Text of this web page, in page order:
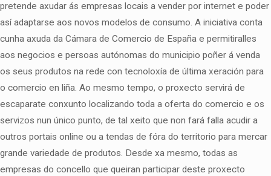
pretende axudar ás empresas locais a vender por internet e poder
así adaptarse aos novos modelos de consumo. A iniciativa conta
cunha axuda da Cámara de Comercio de España e permitiralles
aos negocios e persoas autónomas do municipio poñer á venda
os seus produtos na rede con tecnoloxía de última xeración para
o comercio en liña. Ao mesmo tempo, o proxecto servirá de
escaparate conxunto localizando toda a oferta do comercio e os
servizos nun único punto, de tal xeito que non fará falla acudir a
outros portais online ou a tendas de fóra do territorio para mercar
grande variedade de produtos. Desde xa mesmo, todas as
empresas do concello que queiran participar deste proxecto